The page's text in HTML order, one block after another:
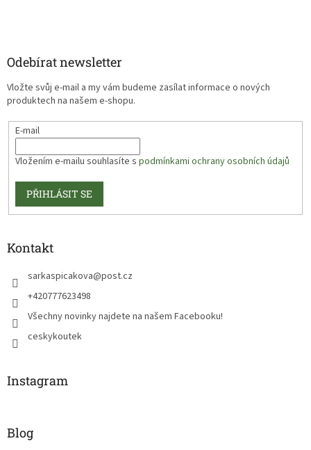
Odebírat newsletter
Vložte svůj e-mail a my vám budeme zasílat informace o nových
produktech na našem e-shopu.
E-mail
Vložením e-mailu souhlasíte s podmínkami ochrany osobních údajů
PŘIHLÁSIT SE
Kontakt
sarkaspicakova@post.cz
+420777623498
Všechny novinky najdete na našem Facebooku!
ceskykoutek
Instagram
Blog